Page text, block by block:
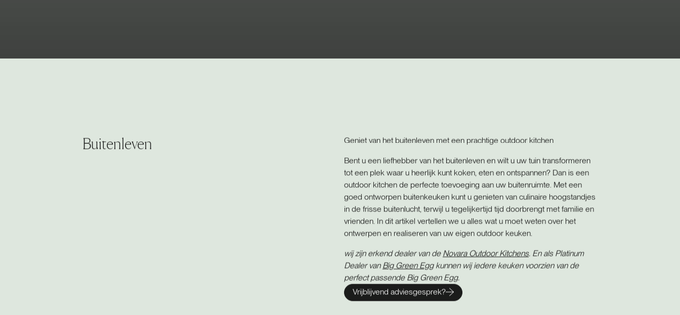
Bent u een liefhebber van het buitenleven en wilt u uw tuin transformeren
tot een plek waar u heerlijk kunt koken, eten en ontspannen? Dan is een
outdoor kitchen de perfecte toevoeging aan uw buitenruimte. Met een
goed ontworpen buitenkeuken kunt u genieten van culinaire hoogstandjes
in de frisse buitenlucht, terwijl u tegelijkertijd tijd doorbrengt met familie en
vrienden. In dit artikel vertellen we u alles wat u moet weten over het
ontwerpen en realiseren van uw eigen outdoor keuken.
wij zijn erkend dealer van de Novara Outdoor Kitchens
Dealer vanBig Green Eggkunnen wij iedere keuken voorzien van de
perfect passende Big Green Egg.